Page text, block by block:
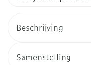
Beschrijving
Samenstelling